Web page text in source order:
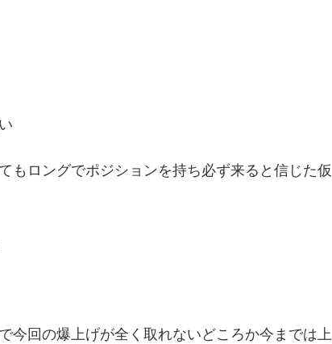
もロングでポジションを持ち必ず来ると信じた仮
今回の爆上げが全く取れないどころか今までは上